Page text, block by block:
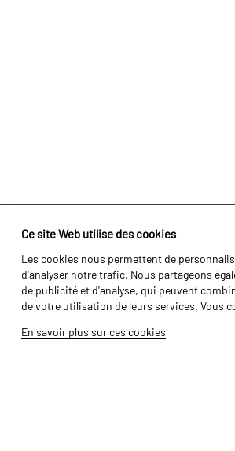
Ce site Web utilise des cookies
Les cookies nous permettent de
d'analyser notre trafic. Nous partageons
de publicité et d'analyse, qui peuvent
de votre utilisation de leurs services. Vous
En savoir plus sur ces cookies
Identité
Histoire
Usine / Production
Ressources Humaines